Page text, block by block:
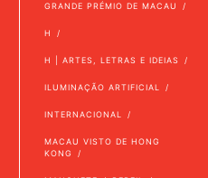
GRANDE PRÉMIO DE MACAU
H
H | ARTES, LETRAS E IDEIAS
ILUMINAÇÃO ARTIFICIAL
INTERNACIONAL
MACAU VISTO DE HONG
KONG